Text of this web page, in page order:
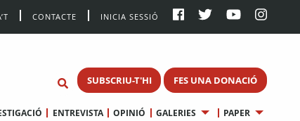
CONTACTE INICIA SESSIÓ
SUBSCRIU-T'HI FES UNA DONACIÓ
ENTREVISTA OPINIÓ GALERIES PAPER